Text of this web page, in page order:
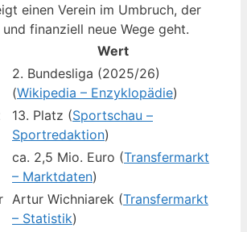
einen Verein im Umbruch, der
finanziell neue Wege geht.
Wert
2. Bundesliga (2025/26)
(Wikipedia – Enzyklopädie)
13. Platz (Sportschau –
Sportredaktion)
ca. 2,5 Mio. Euro (Transfermarkt
– Marktdaten)
Artur Wichniarek (Transfermarkt
– Statistik)